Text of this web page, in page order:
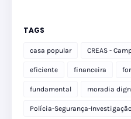
TAGS
casa popular CREAS -
eficiente financeira
fundamental moradia
Polícia-Segurança-